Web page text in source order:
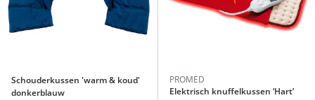
Schouderkussen 'warm & koud'
donkerblauw
PROMED
Elektrisch knuffelkussen ‘Hart’